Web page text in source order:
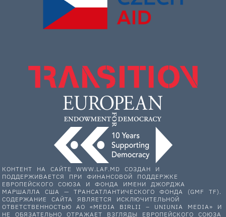
КОНТЕНТ НА САЙТЕ WWW.LAF.MD СОЗДАН И
ПОДДЕРЖИВАЕТСЯ ПРИ ФИНАНСОВОЙ ПОДДЕРЖКЕ
ЕВРОПЕЙСКОГО СОЮЗА И ФОНДА ИМЕНИ ДЖОРДЖА
МАРШАЛЛА США — ТРАНСАТЛАНТИЧЕСКОГО ФОНДА (GMF TF).
СОДЕРЖАНИЕ САЙТА ЯВЛЯЕТСЯ ИСКЛЮЧИТЕЛЬНОЙ
ОТВЕТСТВЕННОСТЬЮ АО «MEDIA BIRLII – UNIUNIA MEDIA» И
НЕ ОБЯЗАТЕЛЬНО ОТРАЖАЕТ ВЗГЛЯДЫ ЕВРОПЕЙСКОГО СОЮЗА